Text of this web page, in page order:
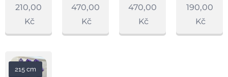
210,00
Kč
470,00
Kč
470,00
Kč
190,00
Kč
215 cm